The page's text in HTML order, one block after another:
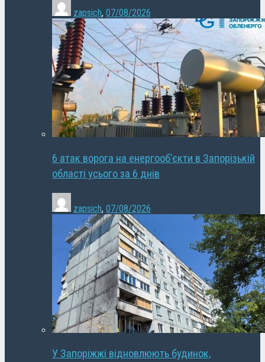
zapsich, 07/08/2026
6 атак ворога на енергооб’єкти в Запорізькій
області усього за 6 днів
zapsich, 07/08/2026
У Запоріжжі відновлюють будинок,